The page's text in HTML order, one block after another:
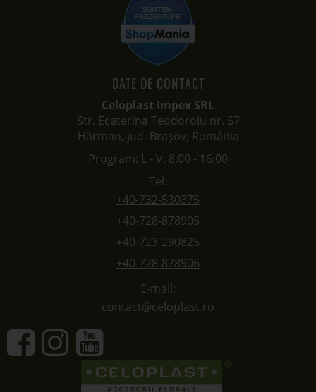
DATE DE CONTACT
Celoplast Impex SRL
Str. Ecaterina Teodoroiu nr. 57
Hărman, jud. Brașov, România
Program: L - V: 8:00 - 16:00
Tel:
+40-732-530375
+40-728-878905
+40-723-290825
+40-728-878906
E-mail:
contact@celoplast.ro